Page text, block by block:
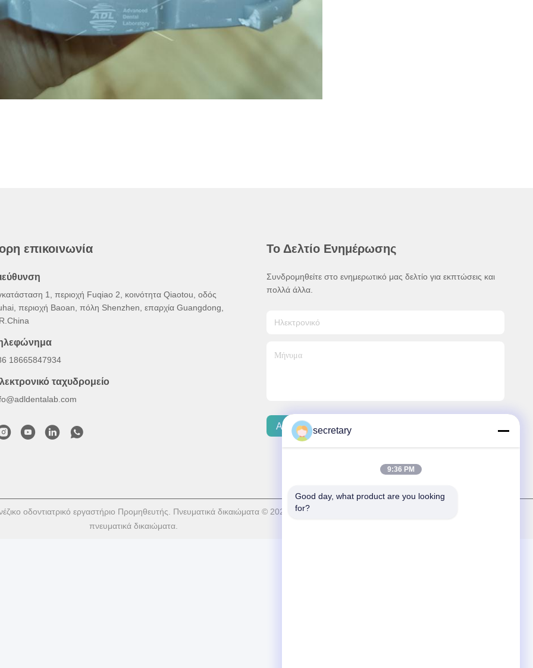
επικοινωνία
1, περιοχή Fuqiao 2, κοινότητα Qiaotou, οδός
περιοχή Baoan, πόλη Shenzhen, επαρχία Guangdong,
18665847934
ταχυδρομείο
Το Δελτίο Ενημέρωσης
Συνδρομηθείτε στο ενημερωτικό μας δελτίο για εκπτώσεις και
πολλά άλλα.
Αποστολή Email
οδοντιατρικό εργαστήριο Προμηθευτής. Πνευματικά δικαιώματα © 2024-2026 Advanced Dental Laboratory . Διατηρούνται όλα τα
πνευματικά δικαιώματα.
secretary
9:36 PM
Good day, what product are you looking
for?